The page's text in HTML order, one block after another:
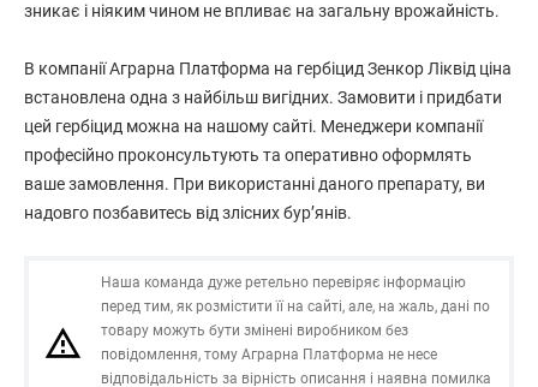
зникає і ніяким чином не впливає на загальну врожайність.
В компанії Аграрна Платформа на гербіцид Зенкор Ліквід ціна
встановлена одна з найбільш вигідних. Замовити і придбати
цей гербіцид можна на нашому сайті. Менеджери компанії
професійно проконсультують та оперативно оформлять
ваше замовлення. При використанні даного препарату, ви
надовго позбавитесь від злісних бур’янів.
Наша команда дуже ретельно перевіряє інформацію
перед тим, як розмістити її на сайті, але, на жаль, дані по
товару можуть бути змінені виробником без
повідомлення, тому Аграрна Платформа не несе
відповідальність за вірність описання і наявна помилка